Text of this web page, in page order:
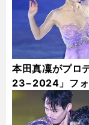
本田真凜がプロ
23−2024」フォ